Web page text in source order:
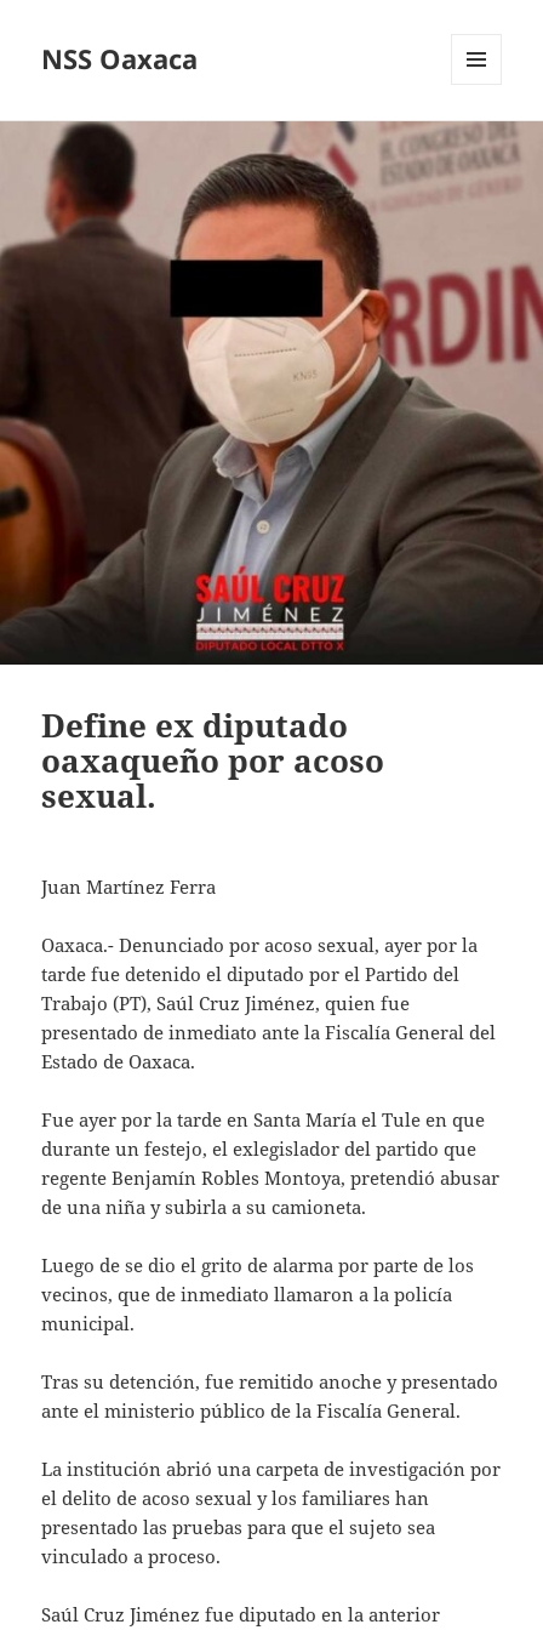
NSS Oaxaca
WIDGETS
Define ex diputado
oaxaqueño por acoso
sexual.
Juan Martínez Ferra
Oaxaca.- Denunciado por acoso sexual, ayer por la
tarde fue detenido el diputado por el Partido del
Trabajo (PT), Saúl Cruz Jiménez, quien fue
presentado de inmediato ante la Fiscalía General del
Estado de Oaxaca.
Fue ayer por la tarde en Santa María el Tule en que
durante un festejo, el exlegislador del partido que
regente Benjamín Robles Montoya, pretendió abusar
de una niña y subirla a su camioneta.
Luego de se dio el grito de alarma por parte de los
vecinos, que de inmediato llamaron a la policía
municipal.
Tras su detención, fue remitido anoche y presentado
ante el ministerio público de la Fiscalía General.
La institución abrió una carpeta de investigación por
el delito de acoso sexual y los familiares han
presentado las pruebas para que el sujeto sea
vinculado a proceso.
Saúl Cruz Jiménez fue diputado en la anterior